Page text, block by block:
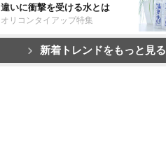
違いに衝撃を受ける水とは
オリコンタイアップ特集
新着トレンドをもっと見る